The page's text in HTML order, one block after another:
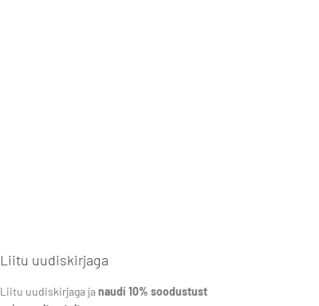
Liitu uudiskirjaga
Liitu uudiskirjaga janaudi 10% soodustust